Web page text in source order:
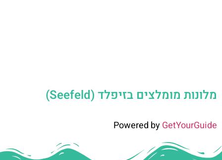
מלונות מומלצים בזיפלד (Seefeld)
Powered byGetYourGuide